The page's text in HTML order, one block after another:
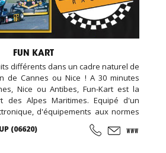
FUN KART
différents dans un cadre naturel de
de Cannes ou Nice ! A 30 minutes
Nice ou Antibes, Fun-Kart est la
des Alpes Maritimes. Equipé d'un
d'équipements aux normes
assistance mécanique, et un
nous avons également une piste de
(06620)